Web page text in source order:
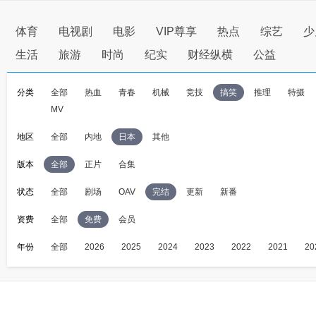
体育 电视剧 电影 VIP尊享 热点 综艺
生活
旅游 时尚 纪实 财经纵横 公益
分类 全部 热血 青春 机械 竞技 搞笑 推理
特摄
MV
地区 全部 内地 日本 其他
版本 全部 正片 合集
状态 全部 剧场 OAV 完结 更新 新番
资费 全部 免费 会员
年份 全部 2026 2025 2024 2023 2022 2021